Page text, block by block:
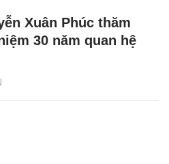
Xuân Phúc thăm
30 năm quan hệ